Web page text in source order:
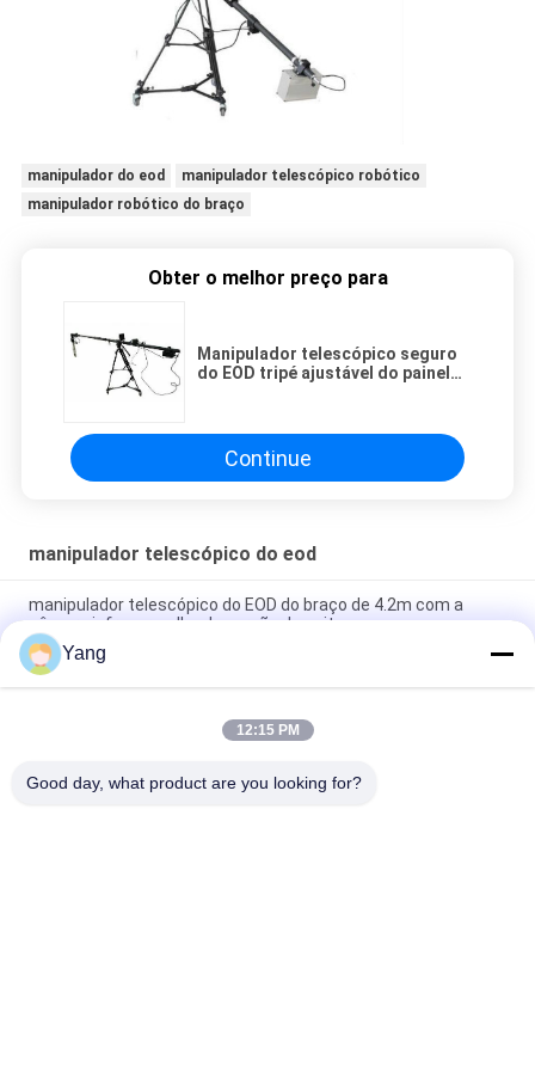
manipulador do eod
manipulador telescópico robótico
manipulador robótico do braço
Obter o melhor preço para
Manipulador telescópico seguro
do EOD tripé ajustável do painel
Continue
manipulador telescópico do eod
manipulador telescópico do EOD do braço de 4.2m com a
câmera infravermelha da versão da noite
Detector de retrodispersão de alta sensibilidade para
segurança anti-explosão de drogas
O LCD monitora o manipulador do EOD, manipulador
Yang
12:15 PM
Good day, what product are you looking for?